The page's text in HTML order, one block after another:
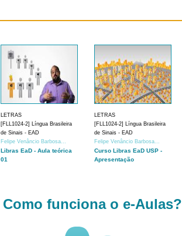
LETRAS
[FLL1024-2] Língua Brasileira
de Sinais - EAD
Felipe Venâncio Barbosa...
Libras EaD - Aula teórica
01
LETRAS
[FLL1024-2] Língua Brasileira
de Sinais - EAD
Felipe Venâncio Barbosa...
Curso Libras EaD USP -
Apresentação
Como funciona o e-Aulas?